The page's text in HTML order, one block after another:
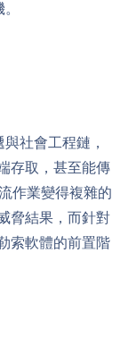
社會工程鏈，
存取，甚至能傳
作業變得複雜的
脅結果，而針對
索軟體的前置階